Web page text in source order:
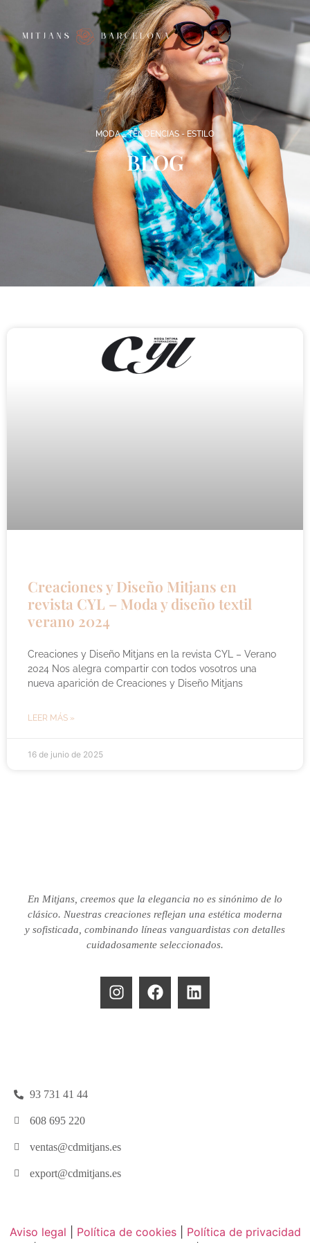
MODA - TENDENCIAS - ESTILO
BLOG
Creaciones y Diseño Mitjans en
revista CYL – Moda y diseño textil
verano 2024
Creaciones y Diseño Mitjans en la revista CYL – Verano
2024 Nos alegra compartir con todos vosotros una
nueva aparición de Creaciones y Diseño Mitjans
LEER MÁS »
16 de junio de 2025
En Mitjans, creemos que la elegancia no es sinónimo de lo
clásico. Nuestras creaciones reflejan una estética moderna
y sofisticada, combinando líneas vanguardistas con detalles
cuidadosamente seleccionados.
93 731 41 44
608 695 220
ventas@cdmitjans.es
export@cdmitjans.es
Aviso legal Política de cookies| Política de privacidad